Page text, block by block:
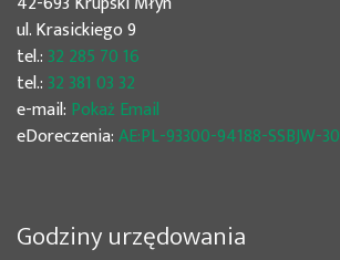
ul. Krasickiego 9
tel.:32 285 70 16
tel.:32 381 03 32
e-mail: Pokaż Email
eDoreczenia:AE:PL-93300-94188-SSBJW-30
Godziny urzędowania